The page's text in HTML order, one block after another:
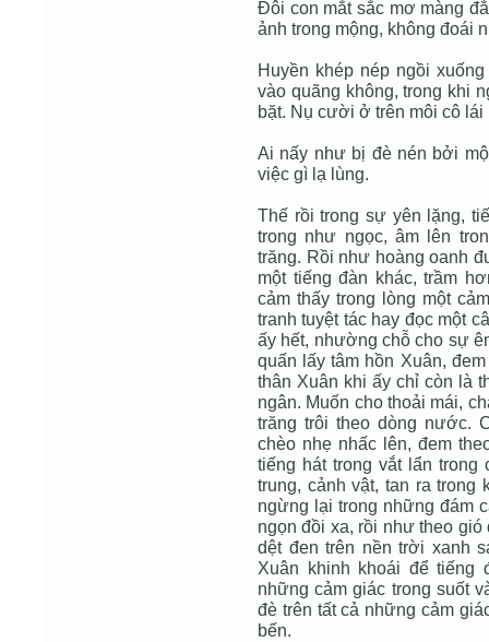
Đôi con mắt sắc mơ màng
ảnh trong mộng, không đoái
Huyền khép nép ngồi
vào quãng không, trong khi
bặt. Nụ cười ở trên môi cô
Ai nấy như bị đè nén bởi
việc gì lạ lùng.
Thế rồi trong sự yên lặng,
trong như ngọc, âm lên
trăng. Rồi như hoàng oanh
một tiếng đàn khác, trầm
cảm thấy trong lòng một
tranh tuyệt tác hay đọc một
ấy hết, nhường chỗ cho sự
quấn lấy tâm hồn Xuân,
thân Xuân khi ấy chỉ còn là
ngân. Muốn cho thoải mái,
trăng trôi theo dòng nước.
chèo nhẹ nhấc lên, đem
tiếng hát trong vắt lẩn trong
trung, cảnh vật, tan ra trong
ngừng lại trong những đám
ngọn đồi xa, rồi như theo
dệt đen trên nền trời xanh
Xuân khinh khoái để tiếng
những cảm giác trong suốt
đè trên tất cả những cảm
bến.